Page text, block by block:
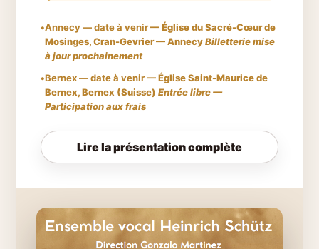
•Annecy — date à venir— Église du Sacré-Cœur de
Mosinges, Cran-Gevrier — AnnecyBilletterie mise
à jour prochainement
•Bernex — date à venir— Église Saint-Maurice de
Bernex, Bernex (Suisse) Entrée libre —
Participation aux frais
Lire la présentation complète